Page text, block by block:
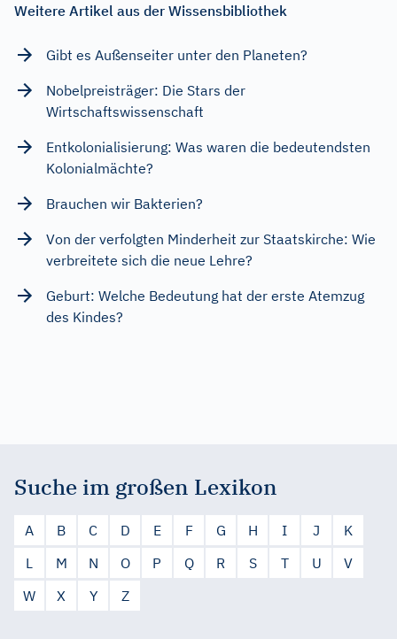
Weitere Artikel aus der Wissensbibliothek
Gibt es Außenseiter unter den Planeten?
Nobelpreisträger: Die Stars der
Wirtschaftswissenschaft
Entkolonialisierung: Was waren die bedeutendsten
Kolonialmächte?
Brauchen wir Bakterien?
Von der verfolgten Minderheit zur Staatskirche: Wie
verbreitete sich die neue Lehre?
Geburt: Welche Bedeutung hat der erste Atemzug
des Kindes?
Suche im großen Lexikon
A B C D E F G H I J
K
L
M N O P Q R S T U
V
W
X Y Z